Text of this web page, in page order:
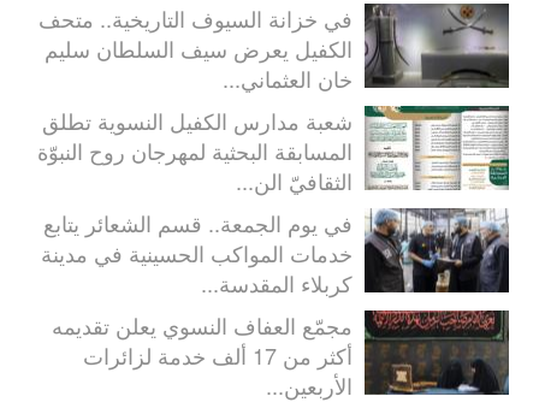
في خزانة السيوف التاريخية.. متحف
الكفيل يعرض سيف السلطان سليم
خان العثماني...
شعبة مدارس الكفيل النسوية تطلق
المسابقة البحثية لمهرجان روح النبوّة
الثقافيّ الن...
في يوم الجمعة.. قسم الشعائر يتابع
خدمات المواكب الحسينية في مدينة
كربلاء المقدسة...
مجمّع العفاف النسوي يعلن تقديمه
أكثر من 17 ألف خدمة لزائرات
الأربعين...